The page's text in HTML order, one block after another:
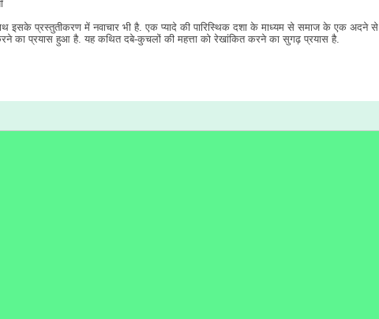
इसके प्रस्तुतीकरण में नवाचार भी है. एक प्यादे की पारिस्थिक दशा के माध्यम से समाज के एक अदने से
करने का प्रयास हुआ है. यह कथित दबे-कुचलों की महत्ता को रेखांकित करने का सुगढ़ प्रयास है.